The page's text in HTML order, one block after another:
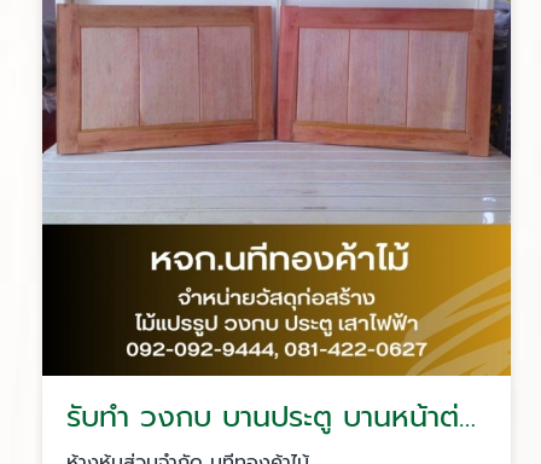
รับทำ วงกบ บานประตู บานหน้าต่าง